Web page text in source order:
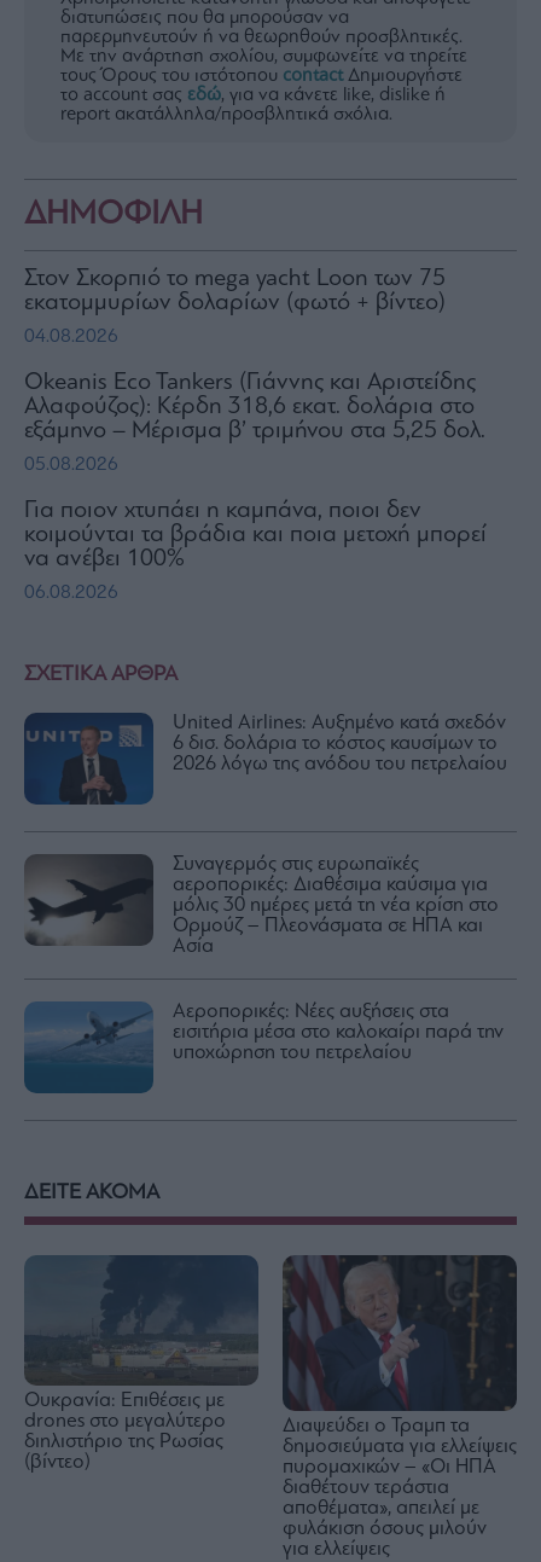
ΣΧΕΤΙΚΑ ΑΡΘΡΑ
United Airlines: Αυξημένο κατά σχεδόν
6 δισ. δολάρια το κόστος καυσίμων το
2026 λόγω της ανόδου του πετρελαίου
Συναγερμός στις ευρωπαϊκές
αεροπορικές: Διαθέσιμα καύσιμα για
μόλις 30 ημέρες μετά τη νέα κρίση στο
Ορμούζ – Πλεονάσματα σε ΗΠΑ και
Ασία
Αεροπορικές: Νέες αυξήσεις στα
εισιτήρια μέσα στο καλοκαίρι παρά την
υποχώρηση του πετρελαίου
διατυπώσεις που θα μπορούσαν να
παρερμηνευτούν ή να θεωρηθούν προσβλητικές.
Με την ανάρτηση σχολίου, συμφωνείτε να τηρείτε
τους Όρους του ιστότοπου contactΔημιουργήστε
το account σας εδώ, για να κάνετε like, dislike ή
report ακατάλληλα/προσβλητικά σχόλια.
ΔΗΜΟΦΙΛΗ
Στον Σκορπιό το mega yacht Loon των 75
εκατομμυρίων δολαρίων (φωτό + βίντεο)
04.08.2026
Okeanis Eco Tankers (Γιάννης και Αριστείδης
Αλαφούζος): Κέρδη 318,6 εκατ. δολάρια στο
εξάμηνο – Μέρισμα β’ τριμήνου στα 5,25 δολ.
05.08.2026
Για ποιον χτυπάει η καμπάνα, ποιοι δεν
κοιμούνται τα βράδια και ποια μετοχή μπορεί
να ανέβει 100%
06.08.2026
ΔΕΙΤΕ ΑΚΟΜΑ
Ουκρανία: Επιθέσεις με
drones στο μεγαλύτερο
διηλιστήριο της Ρωσίας
(βίντεο)
Διαψεύδει ο Τραμπ τα
δημοσιεύματα για ελλείψεις
πυρομαχικών – «Οι ΗΠΑ
διαθέτουν τεράστια
αποθέματα», απειλεί με
φυλάκιση όσους μιλούν
για ελλείψεις